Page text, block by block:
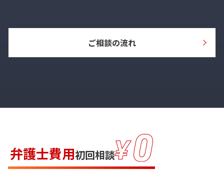
ご相談の流れ
弁護士費用初回相談